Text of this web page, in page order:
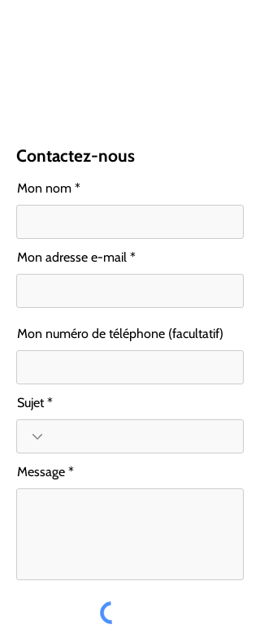
Contactez-nous
Mon nom *
Mon adresse e-mail
Mon numéro de téléphone (facultatif)
Sujet
Message